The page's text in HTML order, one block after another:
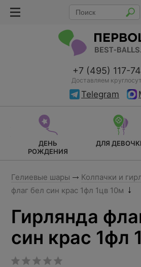
+7 (495) 117-
Доставляем
Telegram
ДЕНЬ
РОЖДЕНИЯ
ДЛЯ
Гелиевые шары Колпачки и
флаг бел син крас 1фл 1цв 10м
Гирлянда
син крас 1фл